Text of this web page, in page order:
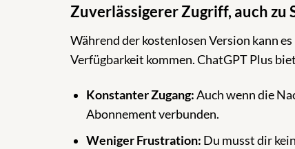
Zuverlässigerer Zugriff, auch zu
Während der kostenlosen Version kann
Verfügbarkeit kommen. ChatGPT Plus
Konstanter Zugang:Auch wenn die
Abonnement verbunden.
Weniger Frustration: Du musst dir